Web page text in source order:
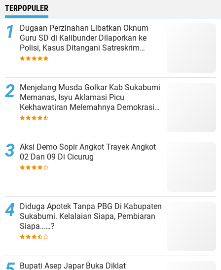
TERPOPULER
Dugaan Perzinahan Libatkan Oknum
Guru SD di Kalibunder Dilaporkan ke
Polisi, Kasus Ditangani Satreskrim
Polres Sukabumi
Menjelang Musda Golkar Kab Sukabumi
Memanas, Isyu Aklamasi Picu
Kekhawatiran Melemahnya Demokrasi
Internal
Aksi Demo Sopir Angkot Trayek Angkot
02 Dan 09 Di Cicurug
Diduga Apotek Tanpa PBG Di Kabupaten
Sukabumi. Kelalaian Siapa, Pembiaran
Siapa……?
Bupati Asep Japar Buka Diklat